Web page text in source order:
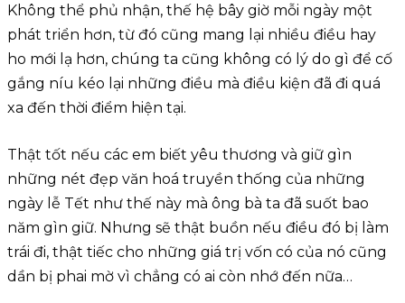
Không thể phủ nhận, thế hệ bây giờ mỗi ngày một
phát triển hơn, từ đó cũng mang lại nhiều điều hay
ho mới lạ hơn, chúng ta cũng không có lý do gì để cố
gắng níu kéo lại những điều mà điều kiện đã đi quá
xa đến thời điểm hiện tại.
Thật tốt nếu các em biết yêu thương và giữ gìn
những nét đẹp văn hoá truyền thống của những
ngày lễ Tết như thế này mà ông bà ta đã suốt bao
năm gìn giữ. Nhưng sẽ thật buồn nếu điều đó bị làm
trái đi, thật tiếc cho những giá trị vốn có của nó cũng
dần bị phai mờ vì chẳng có ai còn nhớ đến nữa…